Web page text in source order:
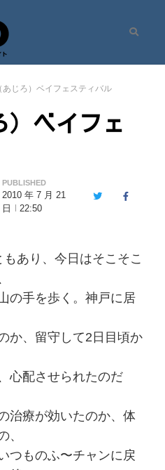
Official Site
あじろ）ベイフェスティバル
）ベイフェ
PUBLISHED
2010 年 7 月 21
日
22:50
TwitterFacebook
あり、今日はそこそこ
の手を歩く。神戸に居
か、留守して2日目頃か
心配させられたのだ
治療が効いたのか、体
、
つものふ〜チャンに戻